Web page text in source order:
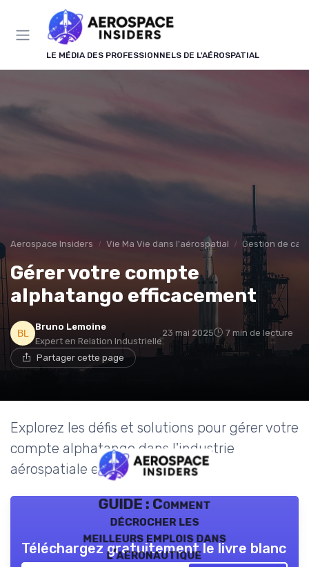
LE MÉDIA DES PROFESSIONNELS DE L'AÉROSPATIAL
Aerospace Insiders Vie Ma Vie dans l'aérospatial Gestion de
Gérer votre compte
alphatango efficacement
Bruno Lemoine
Expert en Relation Industrielle
23 mai 2025 7 min de lecture
Partager cette page
Explorez les défis et solutions pour gérer votre
compte alphatango dans l'industrie
aérospatiale et de défense.
GUIDE : Comment
décrocher les
meilleurs emplois dans
l’aéronautique
Téléchargez gratuitement le livre blanc
Panneau de gestion des cookies